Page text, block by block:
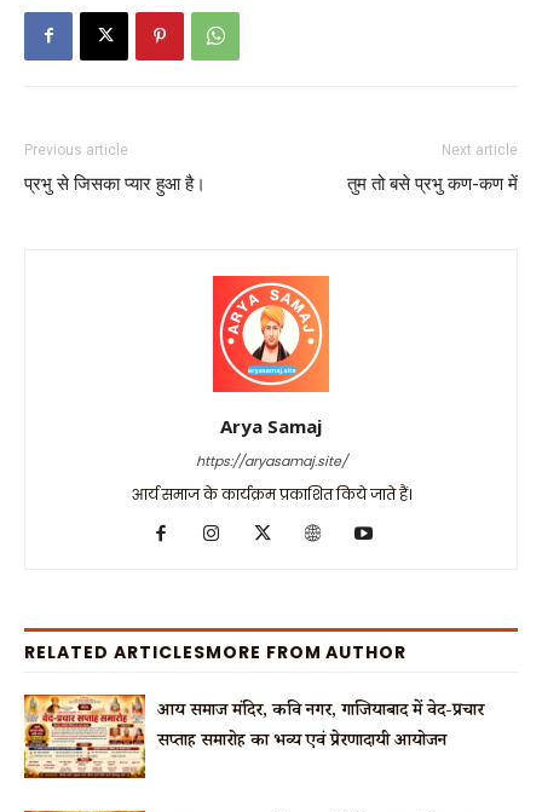
Previous article
प्रभु से जिसका प्यार हुआ है।
Next article
तुम तो बसे प्रभु कण-कण में
Arya Samaj
https://aryasamaj.site/
आर्य समाज के कार्यक्रम प्रकाशित किये जाते हैं।
RELATED ARTICLESMORE FROM AUTHOR
आर्य समाज मंदिर, कवि नगर, गाजियाबाद में वेद-प्रचार
सप्ताह समारोह का भव्य एवं प्रेरणादायी आयोजन